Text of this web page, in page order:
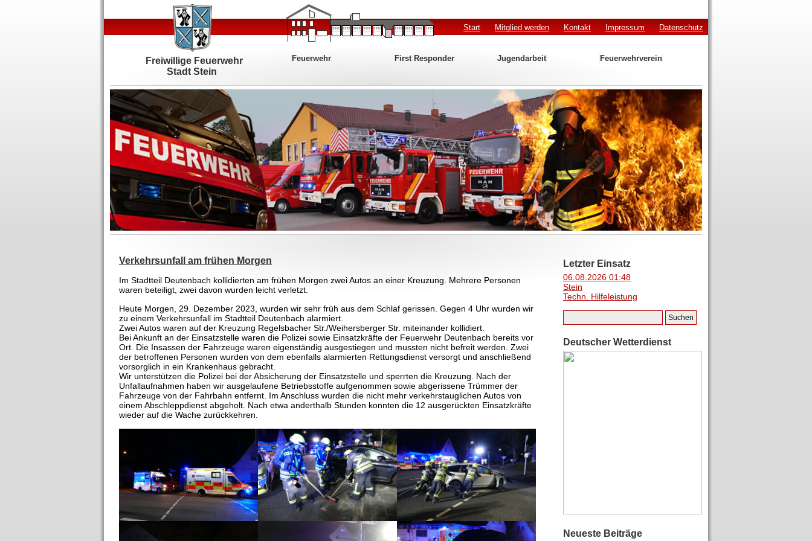
Start Mitglied werden Kontakt Impressum Datenschutz
Freiwillige Feuerwehr
Stadt Stein
Feuerwehrverein
Jugendarbeit
First Responder
Feuerwehr
Verkehrsunfall am frühen Morgen
Im Stadtteil Deutenbach kollidierten am frühen Morgen zwei Autos an einer Kreuzung. Mehrere Personen
waren beteiligt, zwei davon wurden leicht verletzt.
Heute Morgen, 29. Dezember 2023, wurden wir sehr früh aus dem Schlaf gerissen. Gegen 4 Uhr wurden wir
zu einem Verkehrsunfall im Stadtteil Deutenbach alarmiert.
Zwei Autos waren auf der Kreuzung Regelsbacher Str./Weihersberger Str. miteinander kollidiert.
Bei Ankunft an der Einsatzstelle waren die Polizei sowie Einsatzkräfte der Feuerwehr Deutenbach bereits vor
Ort. Die Insassen der Fahrzeuge waren eigenständig ausgestiegen und mussten nicht befreit werden. Zwei
der betroffenen Personen wurden von dem ebenfalls alarmierten Rettungsdienst versorgt und anschließend
vorsorglich in ein Krankenhaus gebracht.
Wir unterstützen die Polizei bei der Absicherung der Einsatzstelle und sperrten die Kreuzung. Nach der
Unfallaufnahmen haben wir ausgelaufene Betriebsstoffe aufgenommen sowie abgerissene Trümmer der
Fahrzeuge von der Fahrbahn entfernt. Im Anschluss wurden die nicht mehr verkehrstauglichen Autos von
einem Abschleppdienst abgeholt. Nach etwa anderthalb Stunden konnten die 12 ausgerückten Einsatzkräfte
wieder auf die Wache zurückkehren.
Letzter Einsatz
06.08.2026 01:48
Stein
Techn. Hilfeleistung
Deutscher Wetterdienst
Neueste Beiträge